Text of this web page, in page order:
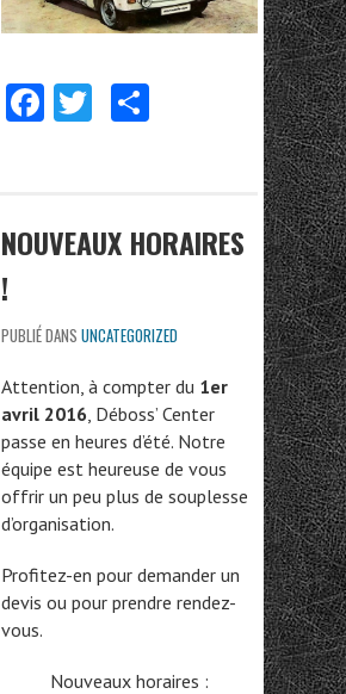
Fa
o
T
NOUVEAUX HORAIRES
!
PUBLIÉ DANS UNCATEGORIZED
Attention, à compter du 1er
avril 2016, Déboss’ Center
passe en heures d’été. Notre
équipe est heureuse de vous
offrir un peu plus de souplesse
d’organisation.
Profitez-en pour demander un
devis ou pour prendre rendez-
vous.
Nouveaux horaires :